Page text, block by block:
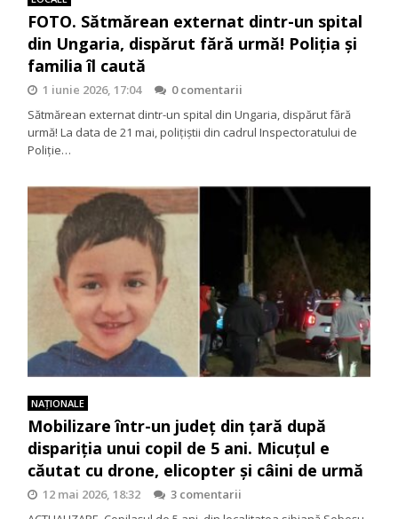
FOTO. Sătmărean externat dintr-un spital
din Ungaria, dispărut fără urmă! Poliția și
familia îl caută
1 iunie 2026, 17:04
0 comentarii
Sătmărean externat dintr-un spital din Ungaria, dispărut fără
urmă! La data de 21 mai, polițiștii din cadrul Inspectoratului de
Poliție…
NAŢIONALE
Mobilizare într-un județ din țară după
dispariția unui copil de 5 ani. Micuțul e
căutat cu drone, elicopter și câini de urmă
12 mai 2026, 18:32
3 comentarii